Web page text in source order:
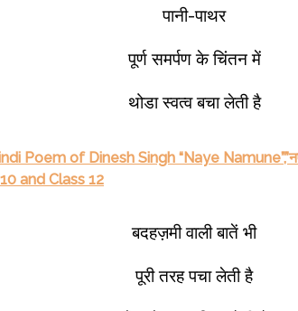
पानी-पाथर
पूर्ण समर्पण के चिंतन में
थोडा स्वत्व बचा लेती है
Poem of Dinesh Singh “Naye
and Class 12
बदहज़मी वाली बातें भी
पूरी तरह पचा लेती है